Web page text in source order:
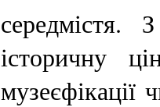
середмістя.
історичну
музеєфікації